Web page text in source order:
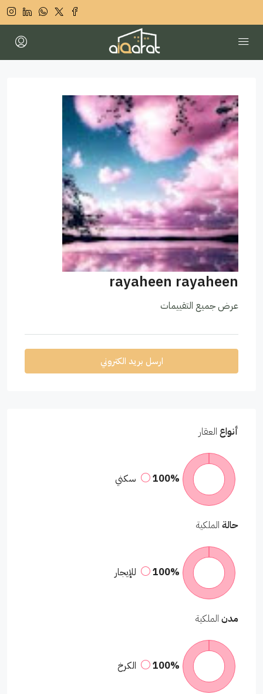
rayaheen rayaheen
عرض جميع التقييمات
ارسل بريد الكتروني
أنواع العقار
100% سكني
حالة الملكية
100% للإيجار
مدن الملكية
100% الكرخ